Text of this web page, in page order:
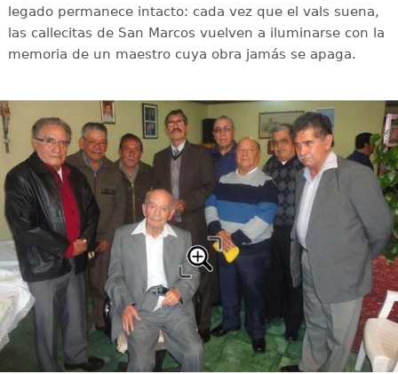
legado permanece intacto: cada vez que el vals suena,
las callecitas de San Marcos vuelven a iluminarse con la
memoria de un maestro cuya obra jamás se apaga.